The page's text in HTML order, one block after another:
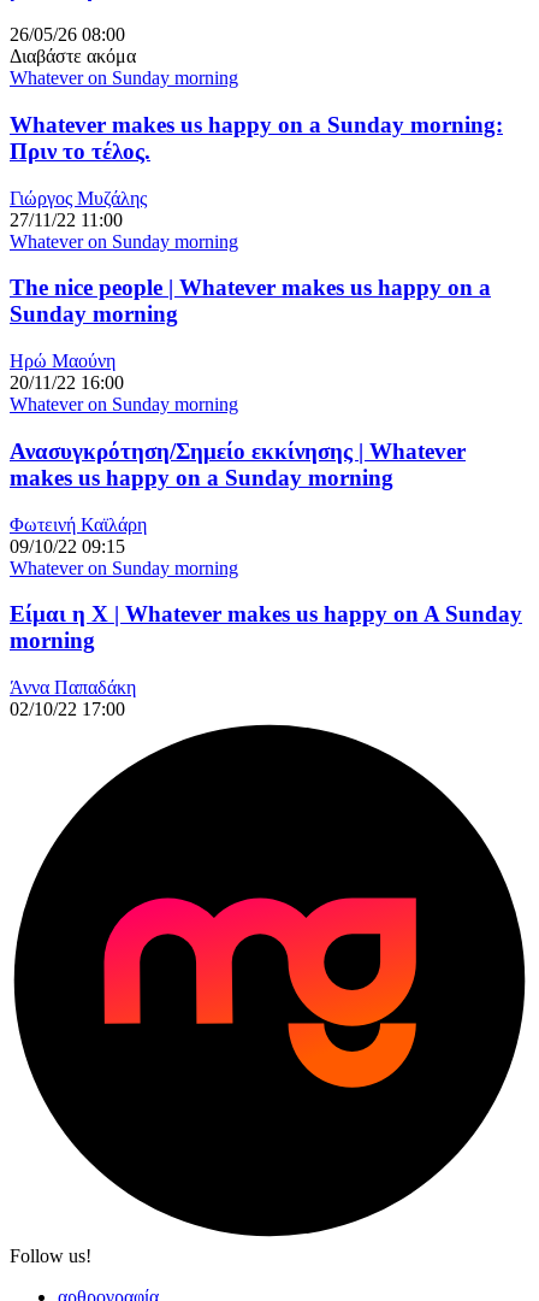
26/05/26 08:00
Διαβάστε ακόμα
Whatever on Sunday morning
Whatever makes us happy on a Sunday morning:
Πριν το τέλος.
Γιώργος Μυζάλης
27/11/22 11:00
Whatever on Sunday morning
The nice people | Whatever makes us happy on a
Sunday morning
Ηρώ Μαούνη
20/11/22 16:00
Whatever on Sunday morning
Ανασυγκρότηση/Σημείο εκκίνησης | Whatever
makes us happy on a Sunday morning
Φωτεινή Καϊλάρη
09/10/22 09:15
Whatever on Sunday morning
Είμαι η Χ | Whatever makes us happy on A Sunday
morning
Άννα Παπαδάκη
02/10/22 17:00
Follow us!
αρθρογραφία